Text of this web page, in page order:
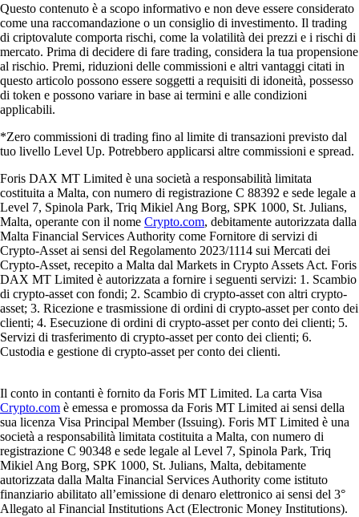
Questo contenuto è a scopo informativo e non deve essere considerato
come una raccomandazione o un consiglio di investimento. Il trading
di criptovalute comporta rischi, come la volatilità dei prezzi e i rischi di
mercato. Prima di decidere di fare trading, considera la tua propensione
al rischio. Premi, riduzioni delle commissioni e altri vantaggi citati in
questo articolo possono essere soggetti a requisiti di idoneità, possesso
di token e possono variare in base ai termini e alle condizioni
applicabili.
*Zero commissioni di trading fino al limite di transazioni previsto dal
tuo livello Level Up. Potrebbero applicarsi altre commissioni e spread.
Foris DAX MT Limited è una società a responsabilità limitata
costituita a Malta, con numero di registrazione C 88392 e sede legale a
Level 7, Spinola Park, Triq Mikiel Ang Borg, SPK 1000, St. Julians,
Malta, operante con il nome Crypto.com, debitamente autorizzata dalla
Malta Financial Services Authority come Fornitore di servizi di
Crypto-Asset ai sensi del Regolamento 2023/1114 sui Mercati dei
Crypto-Asset, recepito a Malta dal Markets in Crypto Assets Act. Foris
DAX MT Limited è autorizzata a fornire i seguenti servizi: 1. Scambio
di crypto-asset con fondi; 2. Scambio di crypto-asset con altri crypto-
asset; 3. Ricezione e trasmissione di ordini di crypto-asset per conto dei
clienti; 4. Esecuzione di ordini di crypto-asset per conto dei clienti; 5.
Servizi di trasferimento di crypto-asset per conto dei clienti; 6.
Custodia e gestione di crypto-asset per conto dei clienti.
Il conto in contanti è fornito da Foris MT Limited. La carta Visa
Crypto.com è emessa e promossa da Foris MT Limited ai sensi della
sua licenza Visa Principal Member (Issuing). Foris MT Limited è una
società a responsabilità limitata costituita a Malta, con numero di
registrazione C 90348 e sede legale al Level 7, Spinola Park, Triq
Mikiel Ang Borg, SPK 1000, St. Julians, Malta, debitamente
autorizzata dalla Malta Financial Services Authority come istituto
finanziario abilitato all’emissione di denaro elettronico ai sensi del 3°
Allegato al Financial Institutions Act (Electronic Money Institutions).